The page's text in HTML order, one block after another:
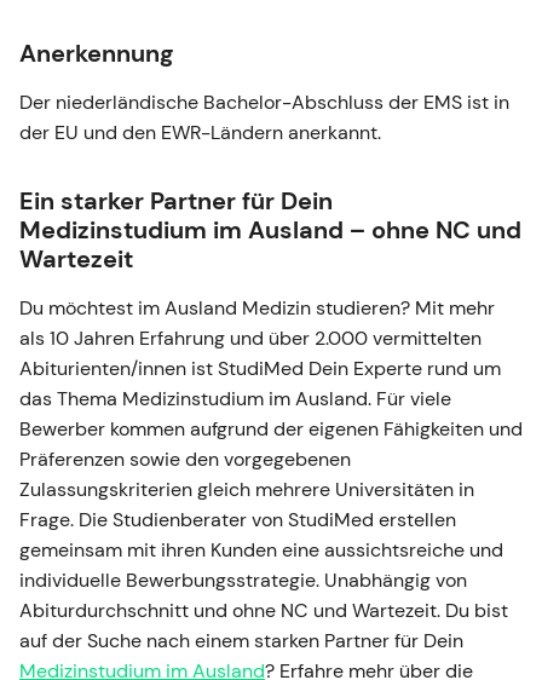
Anerkennung
Der niederländische Bachelor-Abschluss der EMS ist in
der EU und den EWR-Ländern anerkannt.
Ein starker Partner für Dein
Medizinstudium im Ausland – ohne NC und
Wartezeit
Du möchtest im Ausland Medizin studieren? Mit mehr
als 10 Jahren Erfahrung und über 2.000 vermittelten
Abiturienten/innen ist StudiMed Dein Experte rund um
das Thema Medizinstudium im Ausland. Für viele
Bewerber kommen aufgrund der eigenen Fähigkeiten und
Präferenzen sowie den vorgegebenen
Zulassungskriterien gleich mehrere Universitäten in
Frage. Die Studienberater von StudiMed erstellen
gemeinsam mit ihren Kunden eine aussichtsreiche und
individuelle Bewerbungsstrategie. Unabhängig von
Abiturdurchschnitt und ohne NC und Wartezeit. Du bist
auf der Suche nach einem starken Partner für Dein
Medizinstudium im Ausland? Erfahre mehr über die